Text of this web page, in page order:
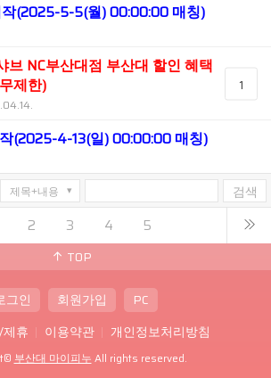
(2025-5-5(월) 00:00:00 매칭)
브 NC부산대점 부산대 할인 혜택
제한)
1
(2025-4-13(일) 00:00:00 매칭)
검색
2 3 4 5
TOP
그인 회원가입
PC
휴 이용약관 개인정보처리방침
부산대 마이피누 All rights reserved.